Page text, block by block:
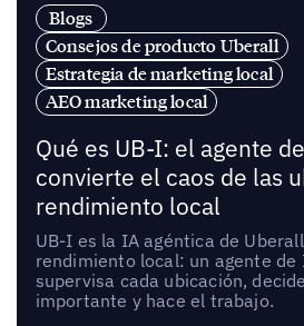
Blogs
Consejos de producto Uberall
Estrategia de marketing local
AEO marketing local
Qué es UB-I: el agente
convierte el caos de las
rendimiento local
UB-I es la IA agéntica de
rendimiento local: un agente de
supervisa cada ubicación,
importante y hace el trabajo.